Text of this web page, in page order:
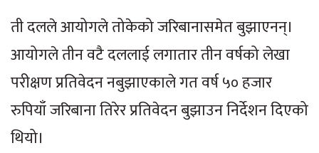
ती दलले आयोगले तोकेको जरिबानासमेत बुझाएनन्।
आयोगले तीन वटै दललाई लगातार तीन वर्षको लेखा
परीक्षण प्रतिवेदन नबुझाएकाले गत वर्ष ५० हजार
रुपियाँ जरिबाना तिरेर प्रतिवेदन बुझाउन निर्देशन दिएको
थियो।